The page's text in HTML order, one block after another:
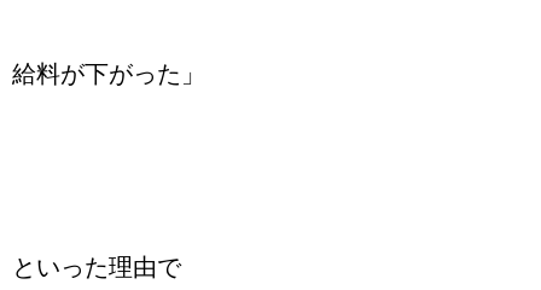
給料が下がった」
といった理由で